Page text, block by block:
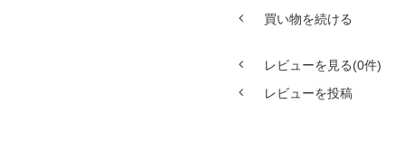
買い物を続ける
レビューを見る(0件)
レビューを投稿